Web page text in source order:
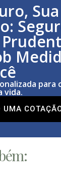
Sua
para
vida.
UMA